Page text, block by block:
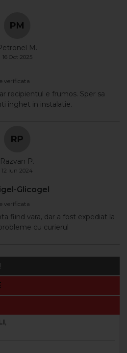
,
antigel de care ai nevoie!
PM
M.
16 Oct 2025
verificata
recipientul e frumos. Sper sa
inghet in instalatie.
RP
Razvan P.
12 Iun 2024
Glicogel
verificata
fiind vara, dar a fost expediat la
cu curierul